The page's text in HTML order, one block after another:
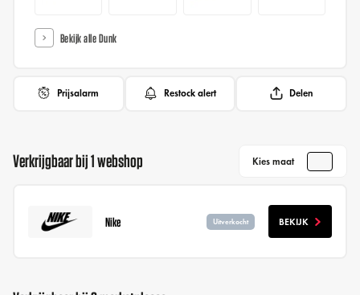
Bekijk alle Dunk
Prijsalarm Restock alert Delen
Verkrijgbaar bij 1 webshop Kies maat
Nike Uitverkocht BEKIJK